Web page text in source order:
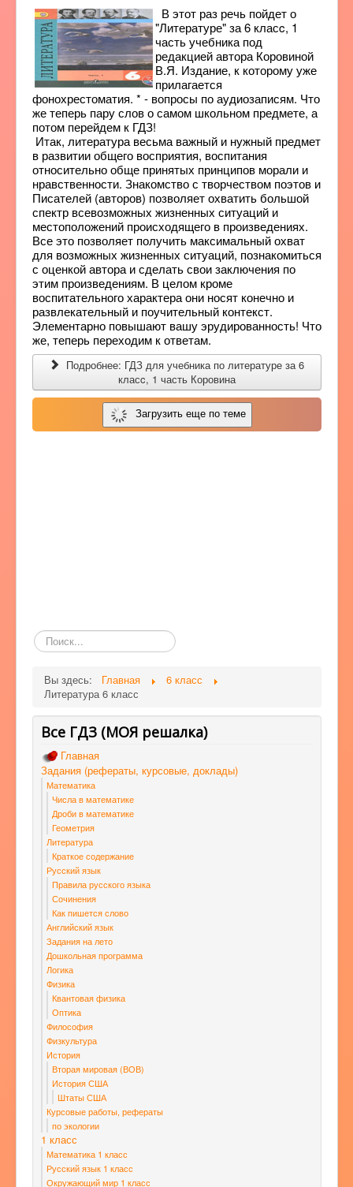
В этот раз речь пойдет о
"Литературе" за 6 класc, 1
часть учебника под
редакцией автора Коровиной
В.Я. Издание, к которому уже
прилагается
фонохрестоматия. * - вопросы по аудиозаписям. Что
же теперь пару слов о самом школьном предмете, а
потом перейдем к ГДЗ!
Итак, литература весьма важный и нужный предмет
в развитии общего восприятия, воспитания
относительно обще принятых принципов морали и
нравственности. Знакомство с творчеством поэтов и
Писателей (авторов) позволяет охватить большой
спектр всевозможных жизненных ситуаций и
местоположений происходящего в произведениях.
Все это позволяет получить максимальный охват
для возможных жизненных ситуаций, познакомиться
с оценкой автора и сделать свои заключения по
этим произведениям. В целом кроме
воспитательного характера они носят конечно и
развлекательный и поучительный контекст.
Элементарно повышают вашу эрудированность! Что
же, теперь переходим к ответам.
Подробнее: ГДЗ для учебника по литературе за 6
класc, 1 часть Коровина
Загрузить еще по теме
Поиск
по
Вы здесь:
Главная
6 класс
Литература 6 класс
Все ГДЗ (МОЯ решалка)
Главная
Задания (рефераты, курсовые, доклады)
Математика
Числа в математике
Дроби в математике
Геометрия
Литература
Краткое содержание
Русский язык
Правила русского языка
Сочинения
Как пишется слово
Английский язык
Задания на лето
Дошкольная программа
Логика
Физика
Квантовая физика
Оптика
Философия
Физкультура
История
Вторая мировая (ВОВ)
История США
Штаты США
Курсовые работы, рефераты
по экологии
1 класс
Математика 1 класс
Русский язык 1 класс
Окружающий мир 1 класс